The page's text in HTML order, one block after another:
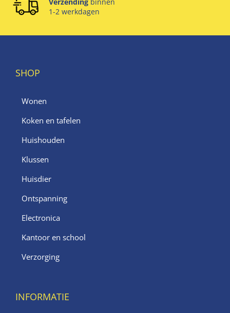
Verzending binnen
1-2 werkdagen
SHOP
Wonen
Koken en tafelen
Huishouden
Klussen
Huisdier
Ontspanning
Electronica
Kantoor en school
Verzorging
INFORMATIE